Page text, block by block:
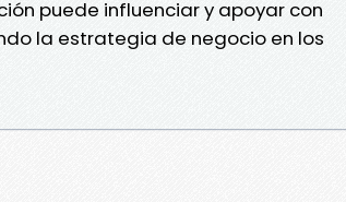
puede influenciar y apoyar con
la estrategia de negocio en los